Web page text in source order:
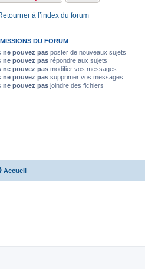
à l’index du forum
DU FORUM
ne pouvez pas poster de nouveaux sujets
ne pouvez pas répondre aux sujets
ne pouvez pas modifier vos messages
ne pouvez pas supprimer vos messages
ne pouvez pas joindre des fichiers
Accueil